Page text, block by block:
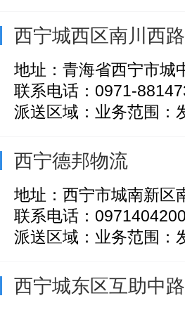
西宁城西区南川西
地址：青海省西宁市城
联系电话：0971-
派送区域：业务范围：
西宁德邦物流
地址：西宁市城南新区
联系电话：
派送区域：业务范围：
西宁城东区互助中